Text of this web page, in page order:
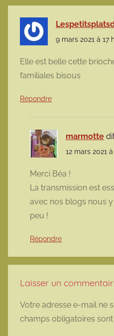
9 mars 2021 à 17
Elle est belle cette
familiales bisous
Répondre
marmotte
12 mars 2021
Merci Béa !
La transmission est
avec nos blogs nous
peu !
Répondre
Laisser un
Votre adresse e-mail ne
champs obligatoires